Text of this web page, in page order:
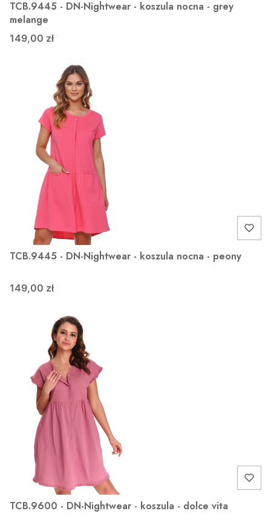
TCB.9445 - DN-Nightwear - koszula nocna - grey
melange
149,00 zł
TCB.9445 - DN-Nightwear - koszula nocna - peony
149,00 zł
TCB.9600 - DN-Nightwear - koszula - dolce vita